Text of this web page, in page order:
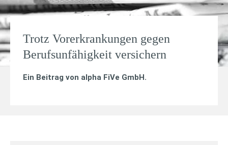
Trotz Vorerkrankungen gegen
Berufsunfähigkeit versichern
Ein Beitrag von alpha FiVe GmbH.